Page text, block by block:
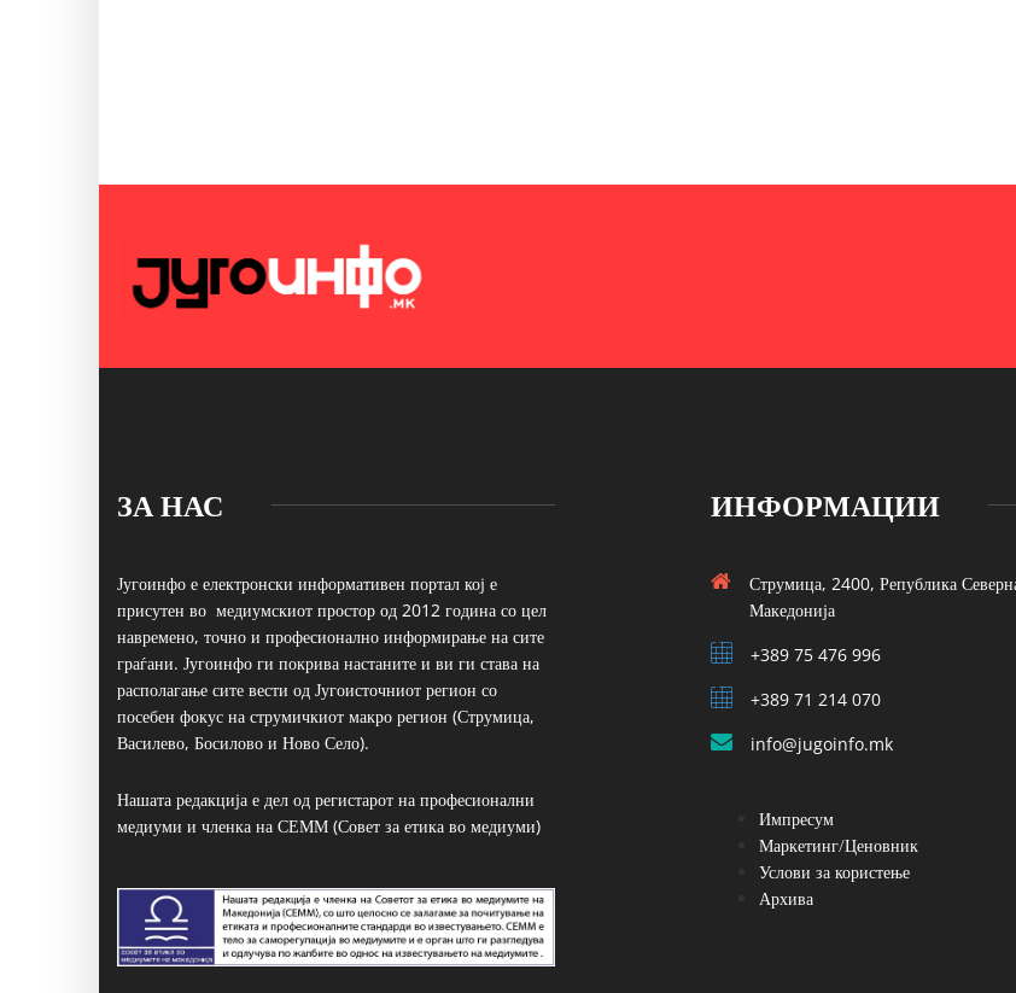
ЗА НАС
Југоинфо е електронски информативен портал кој е
присутен во медиумскиот простор од 2012 година со цел
навремено, точно и професионално информирање на сите
граѓани. Југоинфо ги покрива настаните и ви ги става на
располагање сите вести од Југоисточниот регион со
посебен фокус на струмичкиот макро регион (Струмица,
Василево, Босилово и Ново Село).
Нашата редакција е дел од регистарот на професионални
медиуми и членка на СЕММ (Совет за етика во медиуми)
ИНФОРМАЦИИ
Струмица, 2400, Република
Македонија
+389 75 476 996
+389 71 214 070
info@jugoinfo.mk
Импресум
Маркетинг/Ценовник
Услови за користење
Архива